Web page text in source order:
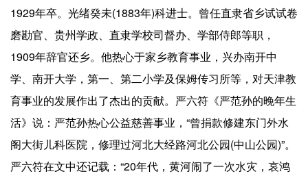
1929年卒。光绪癸未(1883年)科进士。曾任直隶省乡试试卷
磨勘官、贵州学政、直隶学校司督办、学部侍郎等职，
1909年辞官还乡。他热心于家乡教育事业，兴办南开中
学、南开大学，第一、第二小学及保姆传习所等，对天津教
育事业的发展作出了杰出的贡献。严六符《严范孙的晚年生
活》说：严范孙热心公益慈善事业，“曾捐款修建东门外水
阁大街儿科医院，修理过河北大经路河北公园(中山公园)”。
严六符在文中还记载：“20年代，黄河闹了一次水灾，哀鸿